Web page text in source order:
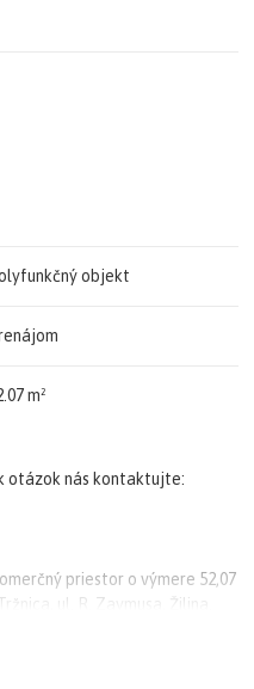
objekt
m²
otázok nás kontaktujte:
priestor o výmere 52,07
ul. R. Zaymusa, Žilina.
podlaží v atraktívnej lokalite